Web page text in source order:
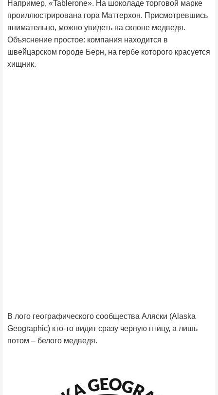
Например, «Tablerone». На шоколаде торговой марке
проиллюстрирована гора Маттерхон. Присмотревшись
внимательно, можно увидеть на склоне медведя.
Объяснение простое: компания находится в
швейцарском городе Берн, на гербе которого красуется
хищник.
В лого географического сообщества Аляски (Alaska
Geographic) кто-то видит сразу черную птицу, а лишь
потом – белого медведя.